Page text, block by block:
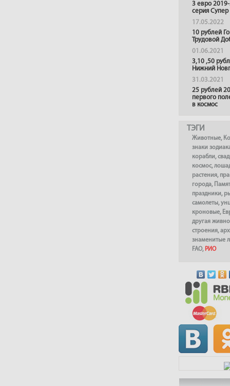
3 евро
серия
17.05.2022
10 рублей
Трудовой
01.06.2021
3,10 ,50
Нижний
31.03.2021
25 рублей
первого
в космос
ТЭГИ
Животные,
знаки
корабли,
космос,
растения,
города,
праздники,
самолеты,
кроновые,
другая
строения,
знаменитые
FAO, РИО